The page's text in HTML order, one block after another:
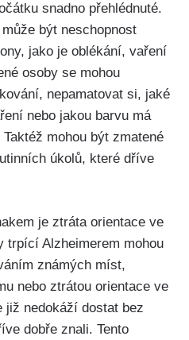
snadno přehlédnuté.
být neschopnost
jako je oblékání, vaření
osoby se mohou
nepamatovat si, jaké
nebo jakou barvu má
mohou být zmatené
úkolů, které dříve
je ztráta orientace ve
trpící Alzheimerem mohou
známých míst,
nebo ztrátou orientace ve
již nedokáží dostat bez
dobře znali. Tento